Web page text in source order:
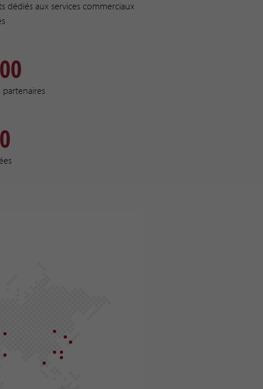
dédiés aux services commerciaux